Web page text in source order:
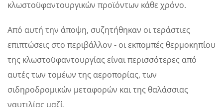
κλωστοϋφαντουργικών προϊόντων κάθε χρόνο.
Από αυτή την άποψη, συζητήθηκαν οι τεράστιες
επιπτώσεις στο περιβάλλον - οι εκπομπές θερμοκηπίου
της κλωστοϋφαντουργίας είναι περισσότερες από
αυτές των τομέων της αεροπορίας, των
σιδηροδρομικών μεταφορών και της θαλάσσιας
ναυτιλίας μαζί.